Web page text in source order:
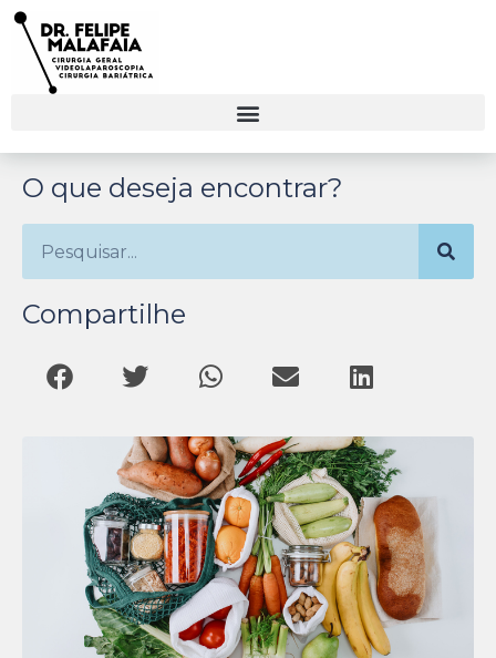
O que deseja encontrar?
Compartilhe